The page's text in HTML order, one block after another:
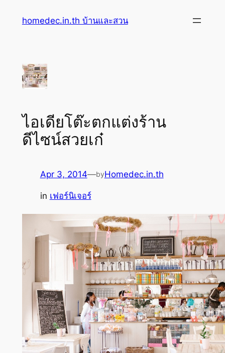
homedec.in.th บ้านและสวน
ไอเดียโต๊ะตกแต่งร้าน
ดีไซน์สวยเก๋
Apr 3, 2014—byHomedec.in.th
in เฟอร์นิเจอร์